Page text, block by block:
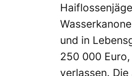
und in
250 000
verlassen.